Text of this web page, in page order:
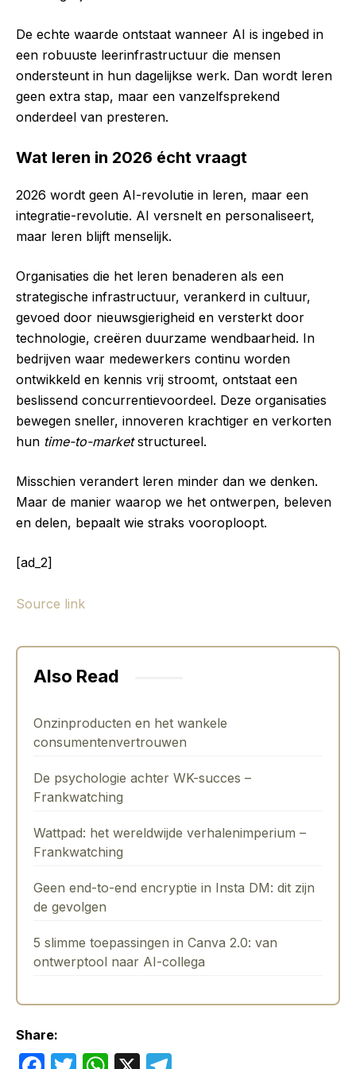
De echte waarde ontstaat wanneer AI is ingebed in
een robuuste leerinfrastructuur die mensen
ondersteunt in hun dagelijkse werk. Dan wordt leren
geen extra stap, maar een vanzelfsprekend
onderdeel van presteren.
Wat leren in 2026 écht vraagt
2026 wordt geen AI-revolutie in leren, maar een
integratie-revolutie. AI versnelt en personaliseert,
maar leren blijft menselijk.
Organisaties die het leren benaderen als een
strategische infrastructuur, verankerd in cultuur,
gevoed door nieuwsgierigheid en versterkt door
technologie, creëren duurzame wendbaarheid. In
bedrijven waar medewerkers continu worden
ontwikkeld en kennis vrij stroomt, ontstaat een
beslissend concurrentievoordeel. Deze organisaties
bewegen sneller, innoveren krachtiger en verkorten
hun time-to-marketstructureel.
Misschien verandert leren minder dan we denken.
Maar de manier waarop we het ontwerpen, beleven
en delen, bepaalt wie straks vooroploopt.
[ad_2]
Source link
Also Read
Onzinproducten en het wankele
consumentenvertrouwen
De psychologie achter WK-succes –
Frankwatching
Wattpad: het wereldwijde verhalenimperium –
Frankwatching
Geen end-to-end encryptie in Insta DM: dit zijn
de gevolgen
5 slimme toepassingen in Canva 2.0: van
ontwerptool naar AI-collega
Share: